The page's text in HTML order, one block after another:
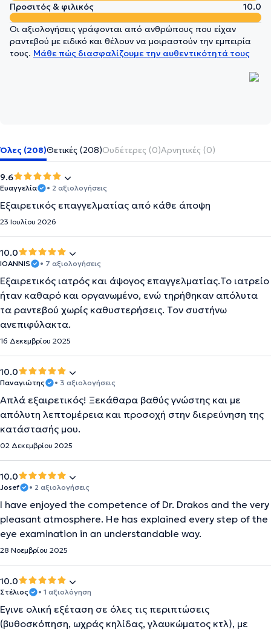
Προσιτός & φιλικός 10.0
Οι αξιολογήσεις γράφονται από ανθρώπους που είχαν
ραντεβού με ειδικό και θέλουν να μοιραστούν την εμπειρία
τους. Μάθε πώς διασφαλίζουμε την αυθεντικότητά τους
Όλες (208)Θετικές (208)Ουδέτερες (0)Αρνητικές (0)
9.6
Ευαγγελία • 2 αξιολογήσεις
Eξαιρετικός επαγγελματίας από κάθε άποψη
23 Ιουλίου 2026
10.0
IOANNIS • 7 αξιολογήσεις
Εξαιρετικός ιατρός και άψογος επαγγελματίας.Το ιατρείο
ήταν καθαρό και οργανωμένο, ενώ τηρήθηκαν απόλυτα
τα ραντεβού χωρίς καθυστερήσεις. Τον συστήνω
ανεπιφύλακτα.
16 Δεκεμβρίου 2025
10.0
Παναγιώτης • 3 αξιολογήσεις
Απλά εξαιρετικός! Ξεκάθαρα βαθύς γνώστης και με
απόλυτη λεπτομέρεια και προσοχή στην διερεύνηση της
κατάστασής μου.
02 Δεκεμβρίου 2025
10.0
Josef • 2 αξιολογήσεις
I have enjoyed the competence of Dr. Drakos and the very
pleasant atmosphere. He has explained every step of the
eye examination in an understandable way.
28 Νοεμβρίου 2025
10.0
Στέλιος • 1 αξιολόγηση
Έγινε ολική εξέταση σε όλες τις περιπτώσεις
(βυθοσκόπηση, ωχράς κηλίδας, γλαυκώματος κτλ), με